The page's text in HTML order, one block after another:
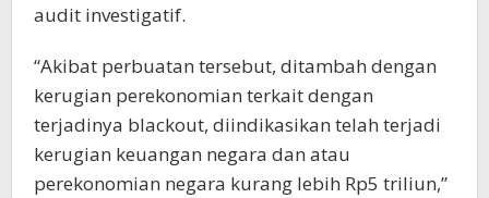
audit investigatif.
“Akibat perbuatan tersebut, ditambah dengan
kerugian perekonomian terkait dengan
terjadinya blackout, diindikasikan telah terjadi
kerugian keuangan negara dan atau
perekonomian negara kurang lebih Rp5 triliun,”